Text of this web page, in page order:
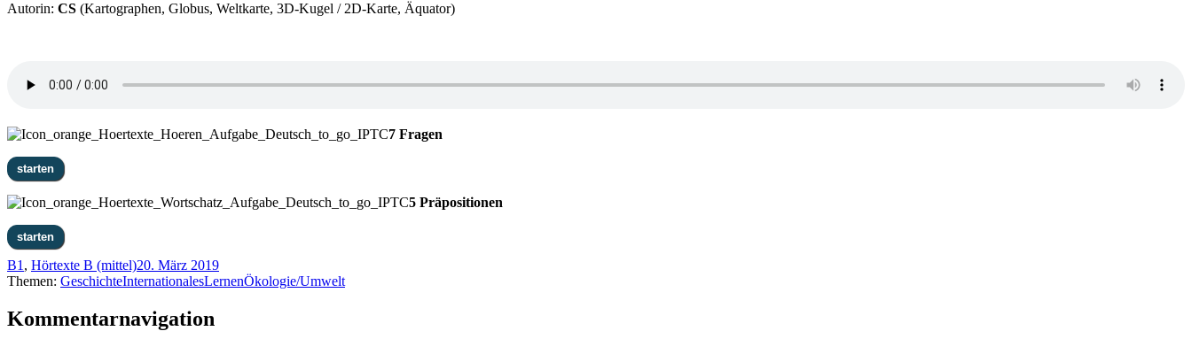
Autorin: CS (Kartographen, Globus, Weltkarte, 3D-Kugel / 2D-Karte, Äquator)
7 Fragen
5 Präpositionen
B1, Hörtexte B (mittel)20. März 2019
Themen: GeschichteInternationalesLernenÖkologie/Umwelt
Kommentarnavigation